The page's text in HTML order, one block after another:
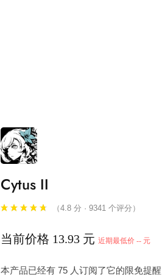
Cytus II
（4.8 分 · 9341 个评分）
当前价格 13.93 元 近期最低价 -- 元
本产品已经有 75 人订阅了它的限免提